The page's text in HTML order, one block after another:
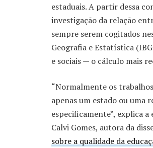
estaduais. A partir dessa
investigação da relação
sempre serem cogitados
Geografia e Estatística
e sociais — o cálculo mais
“Normalmente os
apenas um estado ou uma
especificamente”, explica
Calvi Gomes, autora da
sobre a qualidade da